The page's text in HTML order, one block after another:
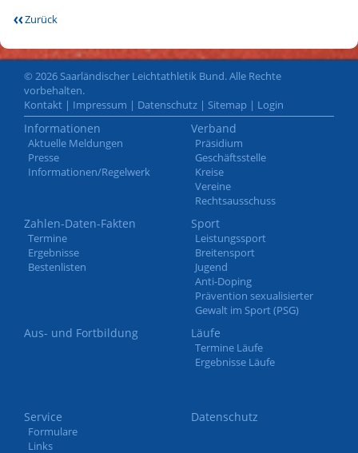
Zurück
© 2026 Saarländischer Leichtathletik Bund. Alle Rechte
vorbehalten.
Kontakt | Impressum | Datenschutz | Sitemap | Login
Informationen
Aktuelle Meldungen
Presse
Informationen/Regelwerk
Verband
Präsidium
Geschäftsstelle
Kreise
Vereine
Rechtsausschuss
Zahlen-Daten-Fakten
Termine
Ergebnisse
Bestenlisten
Sport
Leistungssport
Breitensport
Jugend
Anti-Doping
Prävention sexualisierter
Gewalt im Sport (PSG)
Aus- und Fortbildung Läufe
Termine Läufe
Ergebnisse Läufe
Service
Formulare
Links
Datenschutz